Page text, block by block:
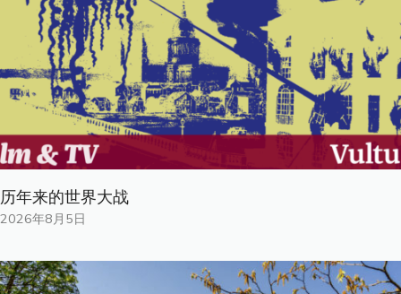
历年来的世界大战
2026年8月5日